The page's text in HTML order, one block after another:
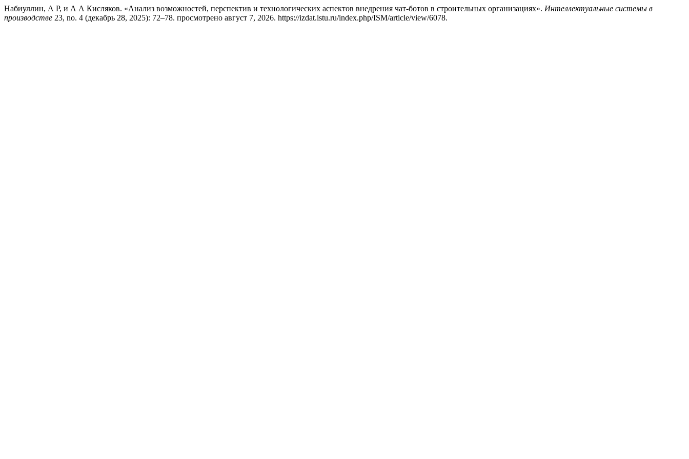
Набиуллин, А Р, и А А Кисляков. «Анализ возможностей, перспектив и технологических аспектов внедрения чат-ботов в строительных организациях». Интеллектуальные системы в
производстве 23, no. 4 (декабрь 28, 2025): 72–78. просмотрено август 7, 2026. https://izdat.istu.ru/index.php/ISM/article/view/6078.